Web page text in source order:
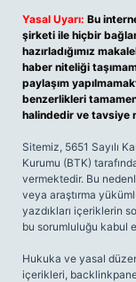
Yasal Uyarı: Bu
şirketi ile hiçbir
hazırladığımız
haber niteliği
paylaşım
benzerlikleri
halindedir ve tavsiye
Sitemiz, 5651 Sayılı
Kurumu (BTK)
vermektedir. Bu
veya araştırma
yazdıkları içeriklerin
bu sorumluluğu kabul
Hukuka ve yasal
içerikleri,